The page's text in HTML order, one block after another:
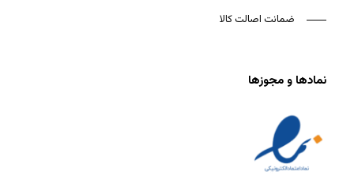
ضمانت اصالت کالا
نمادها و مجوزها